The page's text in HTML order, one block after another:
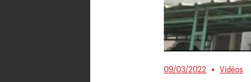
09/03/2022 Vidéos